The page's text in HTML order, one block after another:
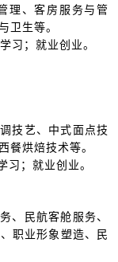
理、客房服务与管
卫生等。
习；就业创业。
技艺、中式面点技
餐烘焙技术等。
习；就业创业。
、民航客舱服务、
职业形象塑造、民